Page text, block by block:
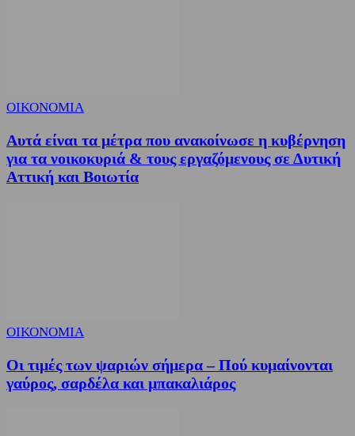
ΟΙΚΟΝΟΜΙΑ
Αυτά είναι τα μέτρα που ανακοίνωσε η κυβέρνηση
για τα νοικοκυριά & τους εργαζόμενους σε Δυτική
Αττική και Βοιωτία
ΟΙΚΟΝΟΜΙΑ
Οι τιμές των ψαριών σήμερα – Πού κυμαίνονται
γαύρος, σαρδέλα και μπακαλιάρος